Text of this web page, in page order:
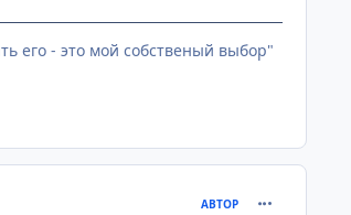
его - это мой собственый выбор"
АВТОР